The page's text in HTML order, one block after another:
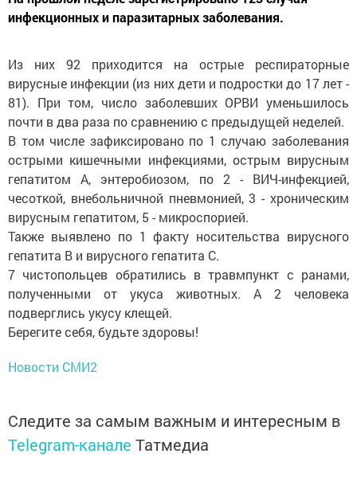
инфекционных и паразитарных заболевания.
Из них 92 приходится на острые респираторные
вирусные инфекции (из них дети и подростки до 17 лет -
81). При том, число заболевших ОРВИ уменьшилось
почти в два раза по сравнению с предыдущей неделей.
В том числе зафиксировано по 1 случаю заболевания
острыми кишечными инфекциями, острым вирусным
гепатитом А, энтеробиозом, по 2 - ВИЧ-инфекцией,
чесоткой, внебольничной пневмонией, 3 - хроническим
вирусным гепатитом, 5 - микроспорией.
Также выявлено по 1 факту носительства вирусного
гепатита В и вирусного гепатита С.
7 чистопольцев обратились в травмпункт с ранами,
полученными от укуса животных. А 2 человека
подверглись укусу клещей.
Берегите себя, будьте здоровы!
Новости СМИ2
Следите за самым важным и интересным в
Telegram-канале Татмедиа